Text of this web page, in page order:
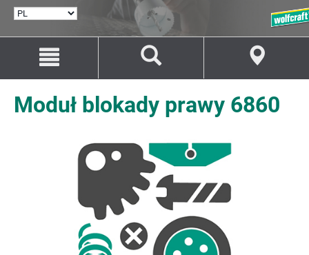
treści
Przejście
nawigacji
Moduł blokady prawy 6860